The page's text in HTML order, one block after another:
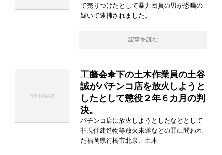
で売りつけたとして暴力団員の男が恐喝の
疑いで逮捕されました。
記事を読む
工藤会傘下の土木作業員の土谷
誠がパチンコ店を放火しようと
したとして懲役２年６カ月の判
決。
パチンコ店に放火しようとしたなどとして
非現住建造物等放火未遂などの罪に問われ
た福岡県行橋市北泉、土木